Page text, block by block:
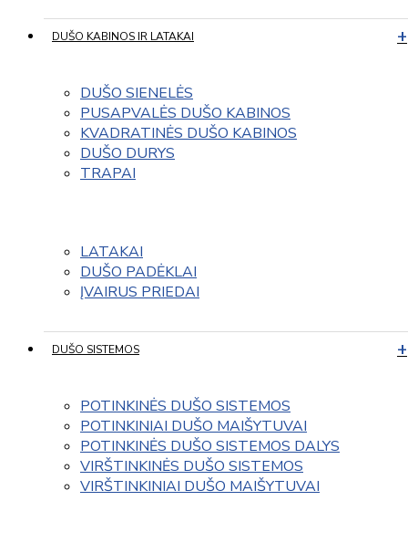
DUŠO KABINOS IR LATAKAI
DUŠO SIENELĖS
PUSAPVALĖS DUŠO KABINOS
KVADRATINĖS DUŠO KABINOS
DUŠO DURYS
TRAPAI
LATAKAI
DUŠO PADĖKLAI
ĮVAIRUS PRIEDAI
DUŠO SISTEMOS
POTINKINĖS DUŠO SISTEMOS
POTINKINIAI DUŠO MAIŠYTUVAI
POTINKINĖS DUŠO SISTEMOS DALYS
VIRŠTINKINĖS DUŠO SISTEMOS
VIRŠTINKINIAI DUŠO MAIŠYTUVAI